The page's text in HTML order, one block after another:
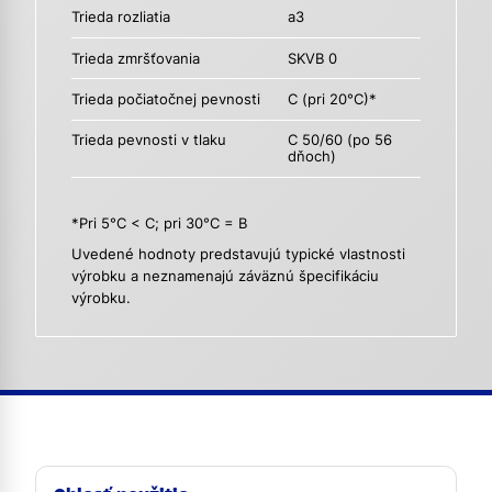
Trieda rozliatia a3
Trieda zmršťovania SKVB 0
Trieda počiatočnej pevnosti C (pri 20°C)*
Trieda pevnosti v tlaku
C 50/60 (po 56
dňoch)
*Pri 5°C < C; pri 30°C = B
Uvedené hodnoty predstavujú typické vlastnosti
výrobku a neznamenajú záväznú špecifikáciu
výrobku.